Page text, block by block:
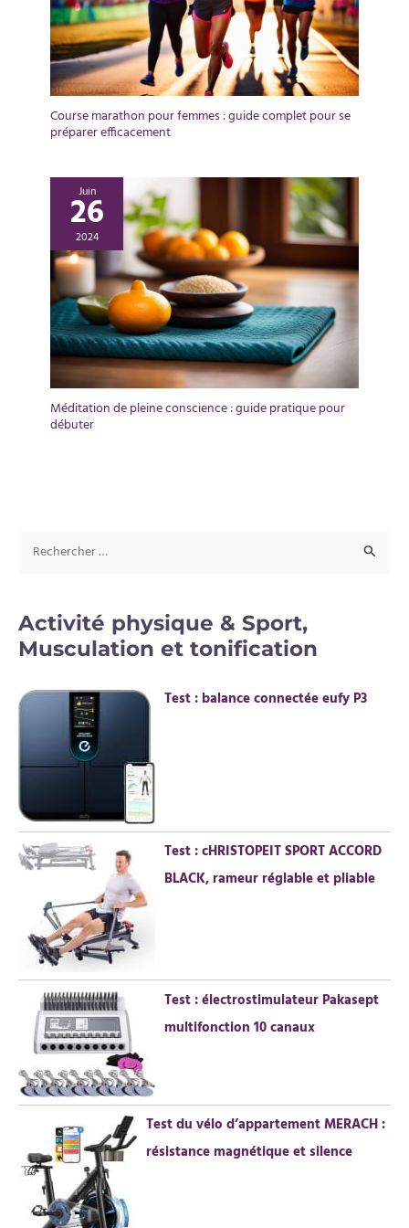
Course marathon pour femmes : guide complet pour se
préparer efficacement
Juin
26
2024
Méditation de pleine conscience : guide pratique pour
débuter
h
e
c
e
:
Activité physique & Sport,
Musculation et tonification
Test : balance connectée eufy P3
Test : cHRISTOPEIT SPORT ACCORD
BLACK, rameur réglable et pliable
Test : électrostimulateur Pakasept
multifonction 10 canaux
Test du vélo d’appartement MERACH :
résistance magnétique et silence